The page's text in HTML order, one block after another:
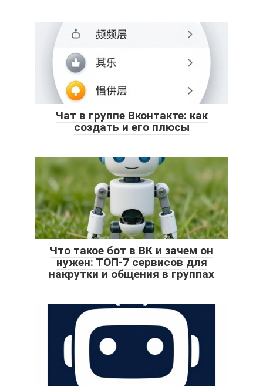
Чат в группе Вконтакте: как
создать и его плюсы
Что такое бот в ВК и зачем он
нужен: ТОП-7 сервисов для
накрутки и общения в группах